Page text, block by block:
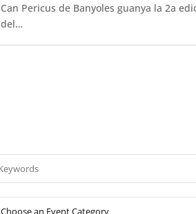
Can Pericus de Banyoles guanya la 2a
del…